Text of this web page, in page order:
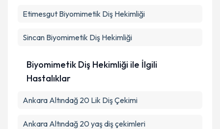
Etimesgut Biyomimetik Diş Hekimliği
Sincan Biyomimetik Diş Hekimliği
Biyomimetik Diş Hekimliği ile İlgili
Hastalıklar
Ankara Altındağ 20 Lik Diş Çekimi
Ankara Altındağ 20 yaş diş çekimleri